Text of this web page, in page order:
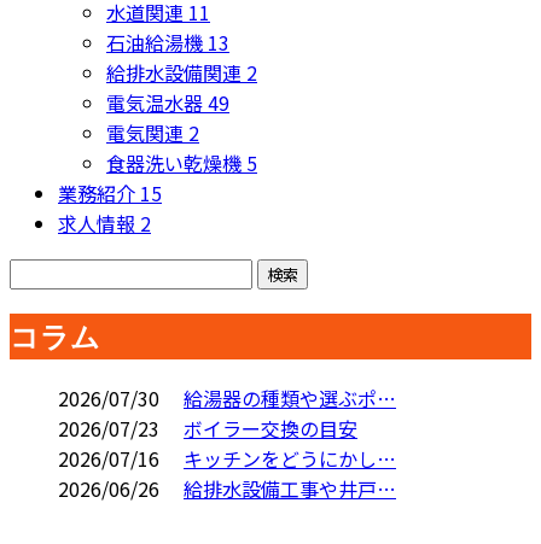
水道関連 11
石油給湯機 13
給排水設備関連 2
電気温水器49
電気関連 2
食器洗い乾燥機 5
業務紹介 15
求人情報 2
コラム
2026/07/30
給湯器の種類や選ぶポ…
2026/07/23
ボイラー交換の目安
2026/07/16
キッチンをどうにかし…
2026/06/26
給排水設備工事や井戸…